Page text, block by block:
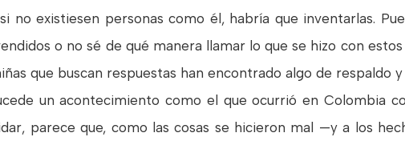
no existiesen personas como él, habría que inventarlas.
o no sé de qué manera llamar lo que se hizo con
que buscan respuestas han encontrado algo de respaldo y
un acontecimiento como el que ocurrió en Colombia
parece que, como las cosas se hicieron mal —y a los